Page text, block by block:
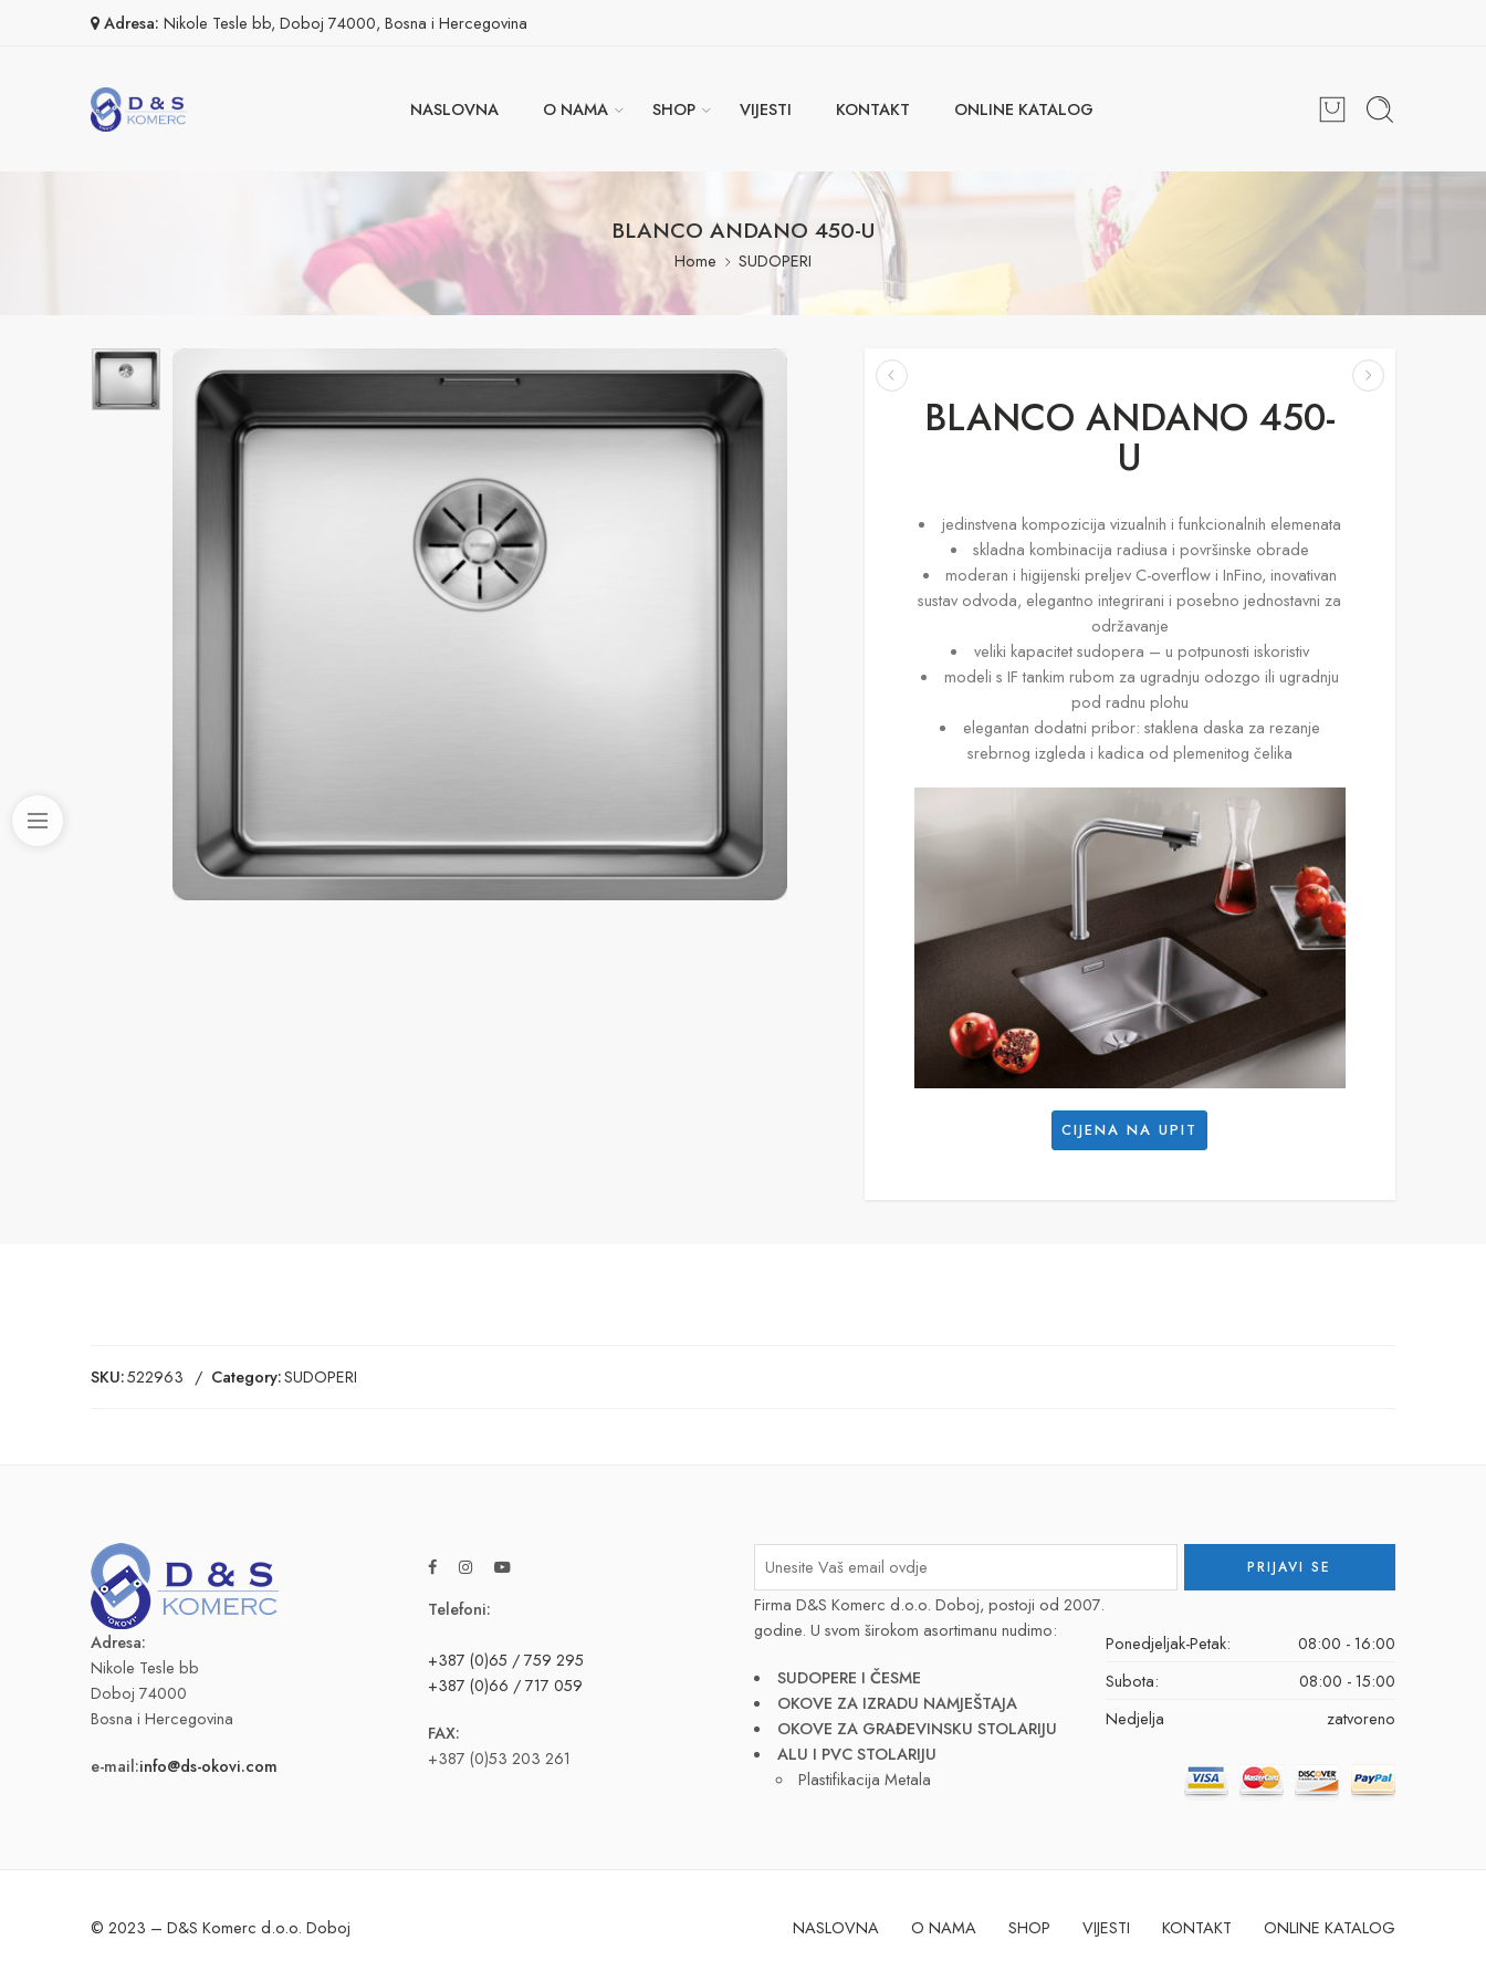
Adresa: Nikole Tesle bb, Doboj 74000, Bosna i Hercegovina
NASLOVNA O NAMA SHOP VIJESTI KONTAKT ONLINE KATALOG
BLANCO ANDANO 450-U
Home SUDOPERI
BLANCO ANDANO 450-
U
jedinstvena kompozicija vizualnih i funkcionalnih elemenata
skladna kombinacija radiusa i površinske obrade
moderan i higijenski preljev C-overflow i InFino, inovativan
sustav odvoda, elegantno integrirani i posebno jednostavni za
održavanje
veliki kapacitet sudopera – u potpunosti iskoristiv
modeli s IF tankim rubom za ugradnju odozgo ili ugradnju
pod radnu plohu
elegantan dodatni pribor: staklena daska za rezanje
srebrnog izgleda i kadica od plemenitog čelika
CIJENA NA UPIT
SKU:522963 Category:SUDOPERI
Adresa:
Nikole Tesle bb
Doboj 74000
Bosna i Hercegovina
e-mail:info@ds-okovi.com
Telefoni:
+387 (0)65 / 759 295
+387 (0)66 / 717 059
FAX:
+387 (0)53 203 261
Firma D&S Komerc d.o.o. Doboj, postoji od 2007.
godine. U svom širokom asortimanu nudimo:
SUDOPERE I ČESME
OKOVE ZA IZRADU NAMJEŠTAJA
OKOVE ZA GRAĐEVINSKU STOLARIJU
ALU I PVC STOLARIJU
Plastifikacija Metala
Ponedjeljak-Petak:
08:00 - 16:00
Subota:
08:00 - 15:00
Nedjelja
zatvoreno
© 2023 – D&S Komerc d.o.o. Doboj NASLOVNA O NAMA SHOP VIJESTI KONTAKT ONLINE KATALOG